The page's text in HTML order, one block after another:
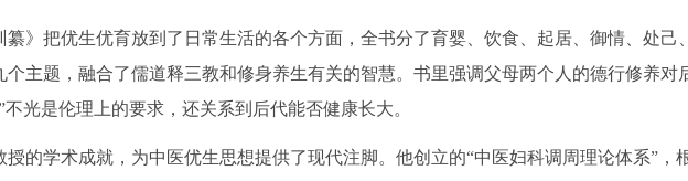
》把优生优育放到了日常生活的各个方面，全书分了育婴、饮食、起居、御情、处己、
主题，融合了儒道释三教和修身养生有关的智慧。书里强调父母两个人的德行修养对
光是伦理上的要求，还关系到后代能否健康长大。
授的学术成就，为中医优生思想提供了现代注脚。他创立的“中医妇科调周理论体系”，